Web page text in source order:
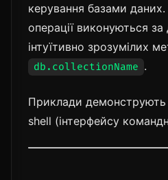
керування базами
операції виконуються
інтуїтивно зрозумілих
db.collectionName .
Приклади демонструють
shell (інтерфейсу